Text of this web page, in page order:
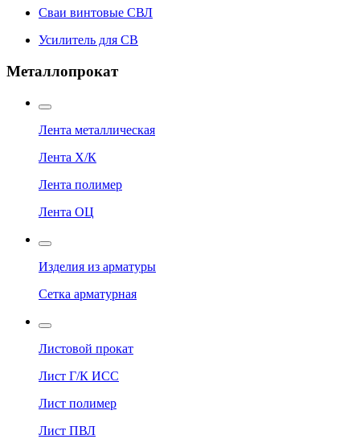
Сваи винтовые СВЛ
Усилитель для СВ
Металлопрокат
Лента металлическая
Лента Х/К
Лента полимер
Лента ОЦ
Изделия из арматуры
Сетка арматурная
Листовой прокат
Лист Г/К ИСС
Лист полимер
Лист ПВЛ